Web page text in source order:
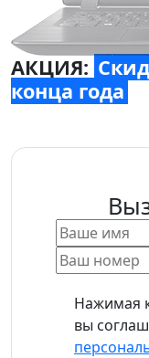
АКЦИЯ:
конца года
Нажимая
вы